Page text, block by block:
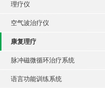
理疗仪
空气波治疗仪
康复理疗
脉冲磁微循环治疗系统
语言功能训练系统